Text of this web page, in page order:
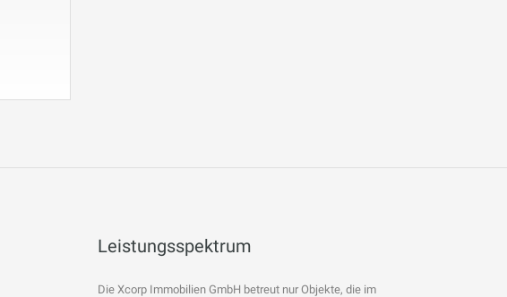
Leistungsspektrum
Die Xcorp Immobilien GmbH betreut nur Objekte, die im